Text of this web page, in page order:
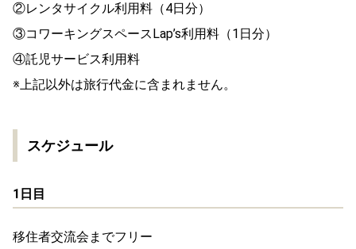
②レンタサイクル利用料（4日分）
③コワーキングスペースLap’s利用料（1日分）
④託児サービス利用料
※上記以外は旅行代金に含まれません。
スケジュール
1日目
移住者交流会までフリー